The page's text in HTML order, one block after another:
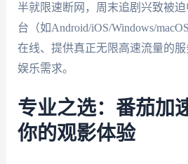
半就限速断网，周末追剧兴致被
台（如Android/iOS/Windows/
在线、提供真正无限高速流量的
娱乐需求。
专业之选：番茄加
你的观影体验